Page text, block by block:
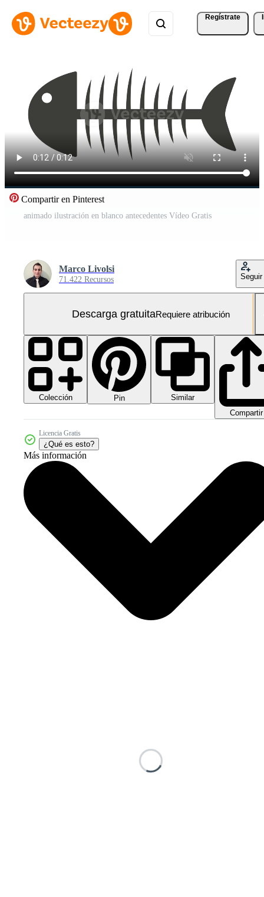
Regístrate
Compartir en Pinterest
animado ilustración en blanco antecedentes Vídeo Gratis
Marco Livolsi
71.422 Recursos Seguir
Descarga gratuitaRequiere atribución
Colección Pin
Similar
Compartir
Licencia Gratis
¿Qué es esto?
Más información